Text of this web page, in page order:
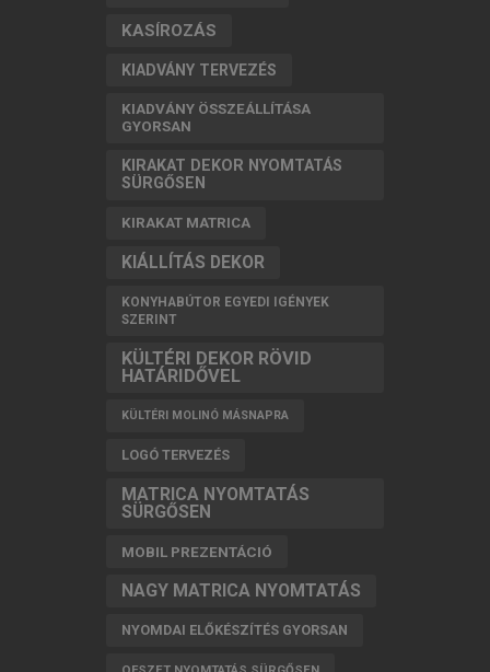
KASÍROZÁS
KIADVÁNY TERVEZÉS
KIADVÁNY ÖSSZEÁLLÍTÁSA
GYORSAN
KIRAKAT DEKOR NYOMTATÁS
SÜRGŐSEN
KIRAKAT MATRICA
KIÁLLÍTÁS DEKOR
KONYHABÚTOR EGYEDI IGÉNYEK
SZERINT
KÜLTÉRI DEKOR RÖVID
HATÁRIDŐVEL
KÜLTÉRI MOLINÓ MÁSNAPRA
LOGÓ TERVEZÉS
MATRICA NYOMTATÁS
SÜRGŐSEN
MOBIL PREZENTÁCIÓ
NAGY MATRICA NYOMTATÁS
NYOMDAI ELŐKÉSZÍTÉS GYORSAN